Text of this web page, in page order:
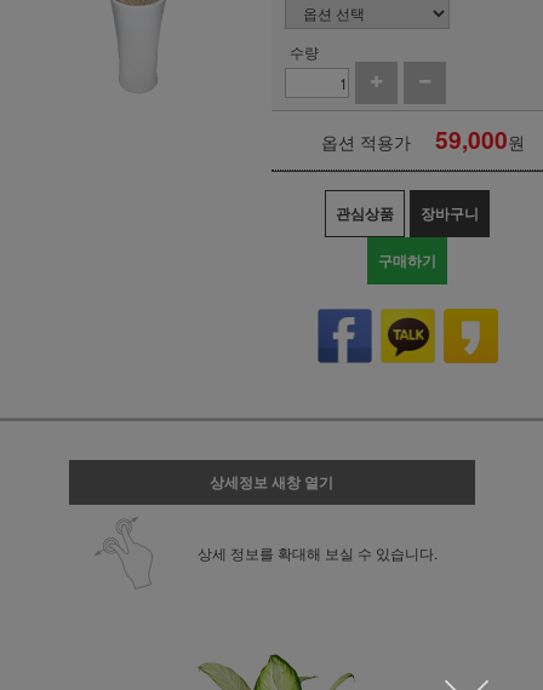
수량
옵션 적용가 59,000원
관심상품 장바구니
구매하기
상세정보 새창 열기
상세 정보를 확대해 보실 수 있습니다.